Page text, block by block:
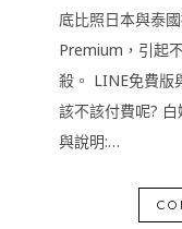
底比照日本與泰
Premium，引起
殺。 LINE免費版
該不該付費呢?
與說明:…